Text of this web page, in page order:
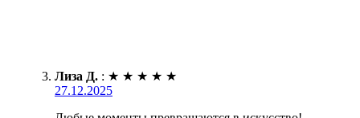
Лиза Д. : ★ ★ ★ ★ ★
27.12.2025